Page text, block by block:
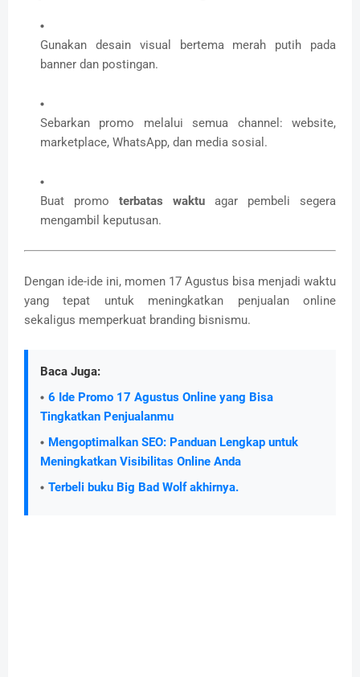
Gunakan desain visual bertema merah putih pada
banner dan postingan.
Sebarkan promo melalui semua channel: website,
marketplace, WhatsApp, dan media sosial.
Buat promo terbatas waktu agar pembeli segera
mengambil keputusan.
Dengan ide-ide ini, momen 17 Agustus bisa menjadi waktu
yang tepat untuk meningkatkan penjualan online
sekaligus memperkuat branding bisnismu.
Baca Juga:
6 Ide Promo 17 Agustus Online yang Bisa
Tingkatkan Penjualanmu
Mengoptimalkan SEO: Panduan Lengkap untuk
Meningkatkan Visibilitas Online Anda
Terbeli buku Big Bad Wolf akhirnya.